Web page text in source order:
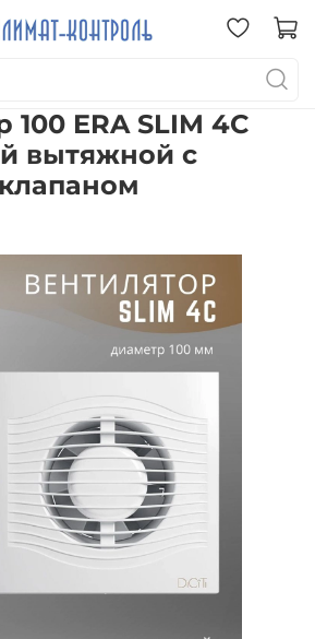
100 ERA SLIM 4C
вытяжной с